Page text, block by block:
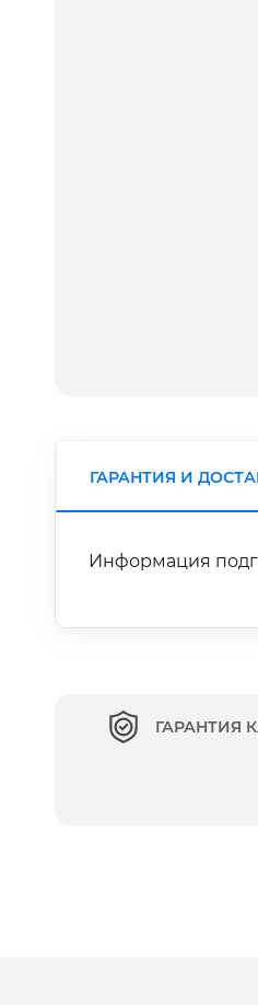
ГАРАНТИЯ И
Информация
ГАРАНТИЯ